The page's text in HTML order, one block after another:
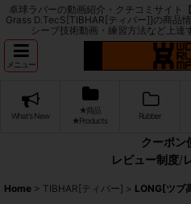
卓球ラバーの動画紹介・クチコミサイト
Grass D.TecS[TIBHAR[ティバー]]の商品
シーブ技術動画・練習方法など上達
メニュー
What's New
★商品
★Products
Rubber
クーポン
レビュー制度/
Home > TIBHAR[ティバー] > LONG[ツブ